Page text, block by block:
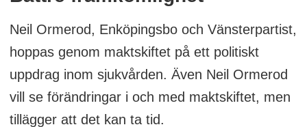
Neil Ormerod, Enköpingsbo och Vänsterpartist,
hoppas genom maktskiftet på ett politiskt
uppdrag inom sjukvården. Även Neil Ormerod
vill se förändringar i och med maktskiftet, men
tillägger att det kan ta tid.